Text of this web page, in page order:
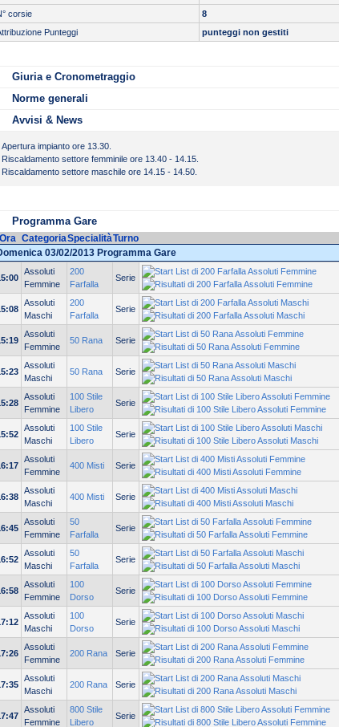
corsie
8
Punteggi
punteggi non gestiti
Giuria e Cronometraggio
di cronometraggio:
Norme generali
Apertura impianto ore 13.30.
Riscaldamento settore maschile ore 14.15 - 14.50.
Avvisi & News
Apertura impianto ore 13.30.
Riscaldamento settore femminile ore 13.40 - 14.15.
Riscaldamento settore maschile ore 14.15 - 14.50.
Programma Gare
CategoriaSpecialitàTurno
03/02/2013 Programma Gare
Assoluti
Femmine
200
Farfalla
Serie
Assoluti
Maschi
200
Farfalla
Serie
Assoluti
Femmine
50 Rana Serie
Assoluti
Maschi
50 Rana Serie
Assoluti
Femmine
100 Stile
Libero
Serie
Assoluti
Maschi
100 Stile
Libero
Serie
Assoluti
Femmine
400 Misti Serie
Assoluti
Maschi
400 Misti Serie
Assoluti
Femmine
50
Farfalla
Serie
Assoluti
Maschi
50
Farfalla
Serie
Assoluti
Femmine
100
Dorso
Serie
Assoluti
Maschi
100
Dorso
Serie
Assoluti
Femmine
200 Rana Serie
Assoluti
Maschi
200 Rana Serie
Assoluti
Femmine
800 Stile
Libero
Serie